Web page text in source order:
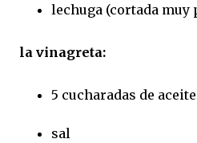
lechuga (cortada muy
la vinagreta:
5 cucharadas de
sal